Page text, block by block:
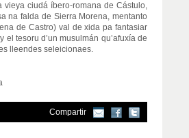
vieya ciudá íbero-romana de Cástulo,
na falda de Sierra Morena, mentanto
de Castro) val de xida pa fantasiar
tesoru d’un musulmán qu’afuxía de
lleendes seleicionaes.
Compartir